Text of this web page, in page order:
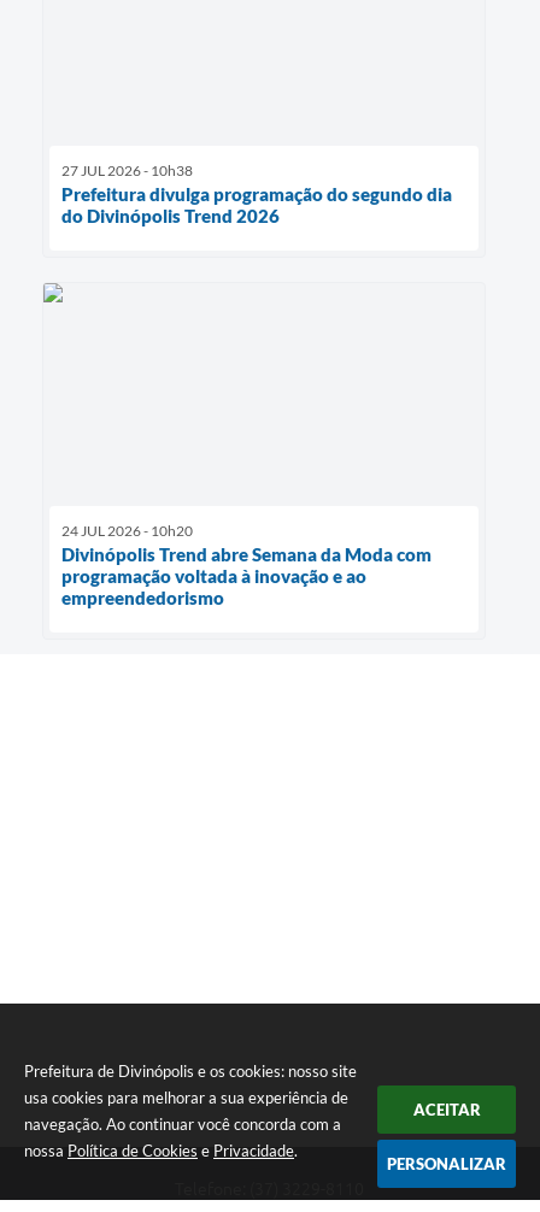
Prefeitura de Divinópolis e os cookies: nosso site
usa cookies para melhorar a sua experiência de
navegação. Ao continuar você concorda com a
nossa Política de Cookies e Privacidade.
ACEITAR
PERSONALIZAR
27 JUL 2026 - 10h38
Prefeitura divulga programação do segundo dia
do Divinópolis Trend 2026
24 JUL 2026 - 10h20
Divinópolis Trend abre Semana da Moda com
programação voltada à inovação e ao
empreendedorismo